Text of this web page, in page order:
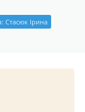
Стасюк Ірина